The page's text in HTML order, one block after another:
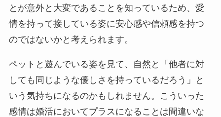
とが意外と大変であることを知っているため、愛
情を持って接している姿に安心感や信頼感を持つ
のではないかと考えられます。
ペットと遊んでいる姿を見て、自然と「他者に対
しても同じような優しさを持っているだろう」と
いう気持ちになるのかもしれません。こういった
感情は婚活においてプラスになることは間違いな